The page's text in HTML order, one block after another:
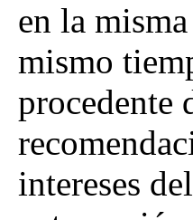
en la
mismo
procedente
intereses